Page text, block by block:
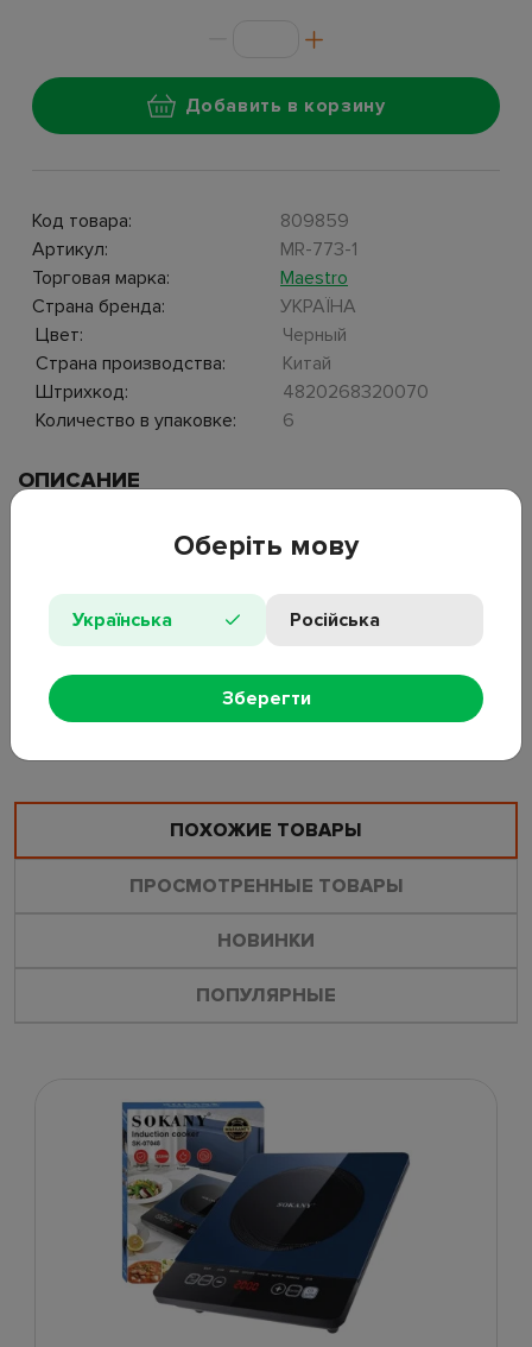
Добавить в корзину
Код товара:
809859
Артикул:
MR-773-1
Торговая марка:
Maestro
Страна бренда:
УКРАЇНА
Цвет:
Черный
Страна производства:
Китай
Штрихкод:
4820268320070
Количество в упаковке:
6
ОПИСАНИЕ
Мощность: 220-240 В, ~50 Гц, 1200 Вт. Керамический
Регулируемый термостат. Световой индикатор работы.
Количество конфорок: 1. Прорезиненные ножки. Защита от
перегева. Быстрый нагрев.
ОСТАВИТЬ ОТЗЫВ ЗАДАТЬ ВОПРОС
ПОХОЖИЕ ТОВАРЫ
ПРОСМОТРЕННЫЕ ТОВАРЫ
НОВИНКИ
ПОПУЛЯРНЫЕ
Оберіть мову
Українська Російська
Зберегти